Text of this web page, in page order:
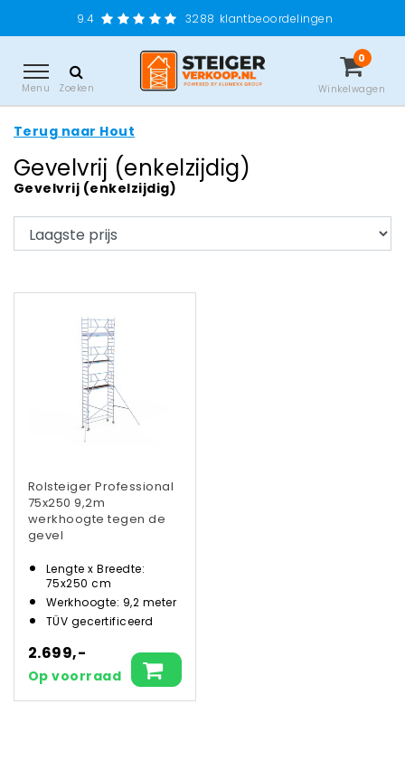
9.4 3288 klantbeoordelingen
Menu Zoeken
0
Winkelwagen
Terug naar Hout
Gevelvrij (enkelzijdig)
Gevelvrij (enkelzijdig)
Rolsteiger Professional
75x250 9,2m
werkhoogte tegen de
gevel
Lengte x Breedte:
75x250 cm
Werkhoogte: 9,2 meter
TÜV gecertificeerd
2.699,-
Op voorraad